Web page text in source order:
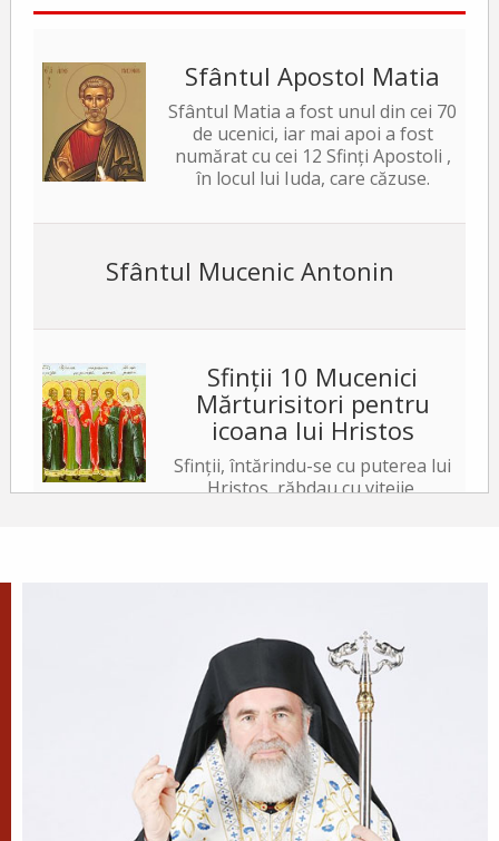
Sfântul Apostol Matia
Sfântul Matia a fost unul din cei 70
de ucenici, iar mai apoi a fost
numărat cu cei 12 Sfinți Apostoli ,
în locul lui Iuda, care căzuse.
Sfântul Mucenic Antonin
Sfinții 10 Mucenici
Mărturisitori pentru
icoana lui Hristos
Sfinții, întărindu-se cu puterea lui
Hristos, răbdau cu vitejie,
✝) Duminica a 10-a după
Rusalii (Vindecarea
lunaticului)
În vremea aceea s-a apropiat de
Iisus un om, îngenunchind
înaintea Lui și zicându-I: Doamne, miluiește pe
fiul meu, că este lunatic și pătimește rău,
căci adesea...